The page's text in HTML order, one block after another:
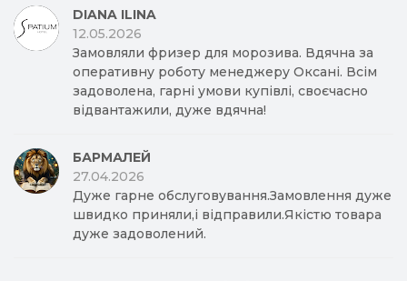
DIANA ILINA
12.05.2026
Замовляли фризер для морозива. Вдячна за
оперативну роботу менеджеру Оксані. Всім
задоволена, гарні умови купівлі, своєчасно
відвантажили, дуже вдячна!
БАРМАЛЕЙ
27.04.2026
Дуже гарне обслуговування.Замовлення дуже
швидко приняли,і відправили.Якістю товара
дуже задоволений.